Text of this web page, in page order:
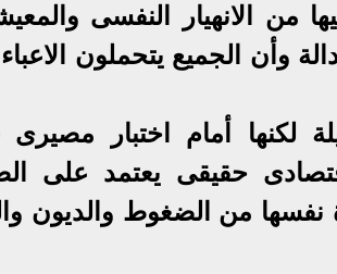
من الانهيار النفسى
وأن الجميع يتحملون
لكنها أمام اختبار مصيرى
حقيقى يعتمد على
نفسها من الضغوط والديون